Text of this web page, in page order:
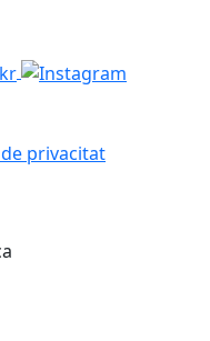
privacitat